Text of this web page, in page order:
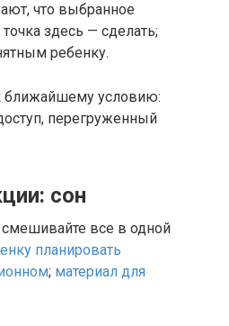
что выбранное
здесь — сделать;
ребенку.
ближайшему условию:
перегруженный
сон
смешивайте все в одной
планировать
; материал для